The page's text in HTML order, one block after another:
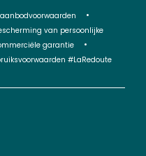
van persoonlijke
garantie
#LaRedoute